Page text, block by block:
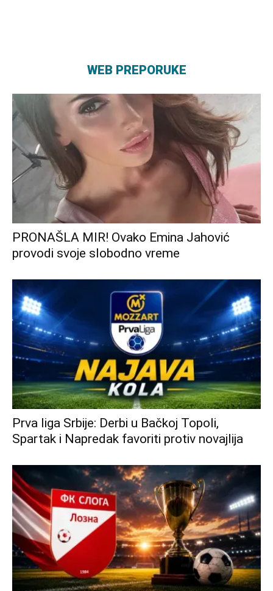
WEB PREPORUKE
PRONAŠLA MIR! Ovako Emina Jahović
provodi svoje slobodno vreme
Prva liga Srbije: Derbi u Bačkoj Topoli,
Spartak i Napredak favoriti protiv novajlija